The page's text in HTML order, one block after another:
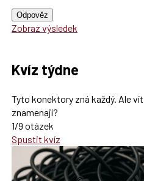
Odpověz
Zobraz výsledek
Kvíz týdne
Tyto konektory zná každý. Ale
znamenají?
1/9 otázek
Spustit kvíz